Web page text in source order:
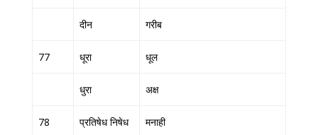
दीन गरीब
77 धूरा धूल
धुरा अक्ष
78 प्रतिषेध निषेध मनाही